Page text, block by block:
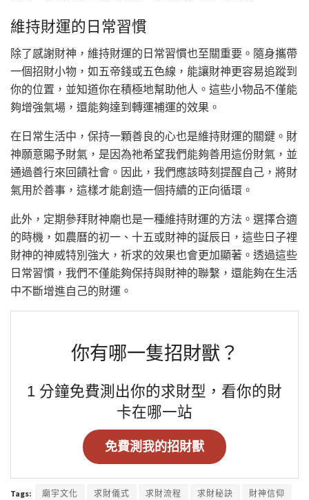
維持財運的日常習慣
除了感謝財神，維持財運的日常習慣也至關重要。隨身攜帶
一個招財小物，如五帝錢或五色線，能讓財神更容易追蹤到
你的位置，並知道你在積極地幫助他人。這些小物品不僅能
夠增強氣場，還能夠達到轉運補運的效果。
在日常生活中，保持一顆善良的心也是維持財運的關鍵。財
神願意賜予財氣，是因為祂希望我們能夠善用這份財氣，並
通過善行來回饋社會。因此，我們應該時刻提醒自己，將財
氣用於善事，這樣才能創造一個持續的正向循環。
此外，定期參拜財神廟也是一種維持財運的方法。選擇合適
的時機，如農曆的初一、十五或財神的誕辰日，這些日子裡
財神的神威特別強大，祈求的效果也會更加顯著。透過這些
日常習慣，我們不僅能夠保持與財神的聯繫，還能夠在生活
中不斷增進自己的財運。
你有哪一隻招財獸？
1 分鐘免費測出你的求財型，看你的財
卡在哪一站
免費測我的招財獸
Tags: 廟宇文化 求財儀式 求財流程 求財秘訣
財神信仰